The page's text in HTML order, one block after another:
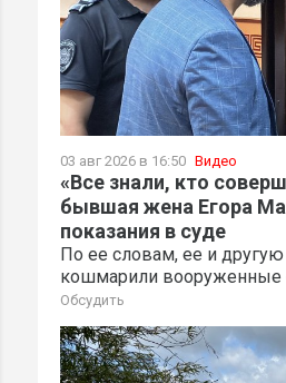
03 авг 2026 в 16:50 Видео
«Все знали, кто
бывшая жена Егора
показания в суде
По ее словам, ее и
кошмарили вооруженные
Обсудить